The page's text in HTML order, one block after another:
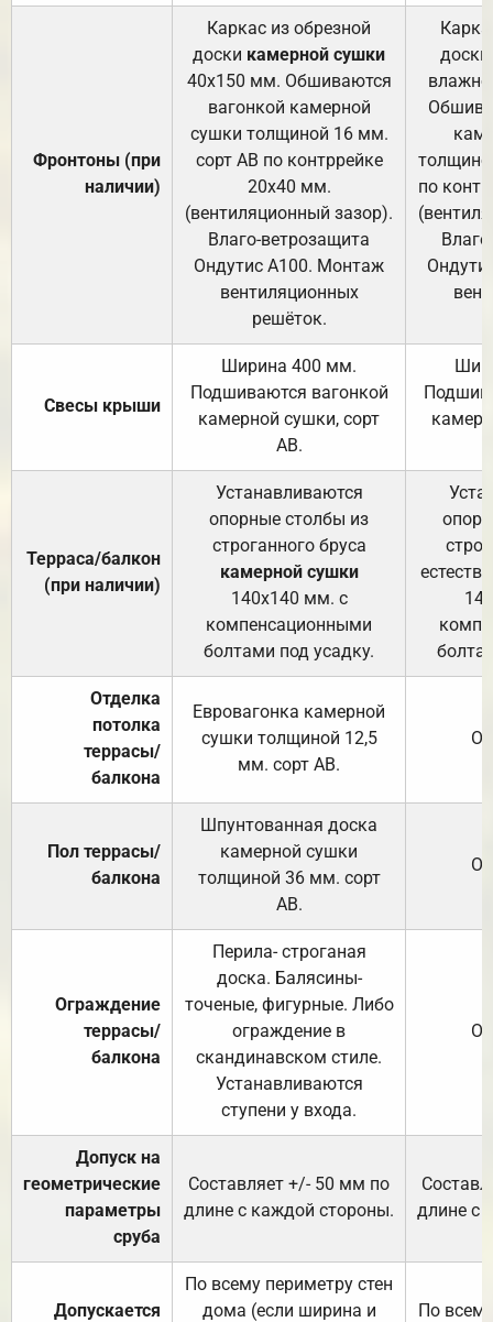
Фронтоны (при
наличии)
Каркас из обрезной
доски камерной сушки
40х150 мм. Обшиваются
вагонкой камерной
сушки толщиной 16 мм.
сорт АВ по контррейке
20х40 мм.
(вентиляционный зазор).
Влаго-ветрозащита
Ондутис А100. Монтаж
вентиляционных
решёток.
доски
по
Свесы крыши
Ширина 400 мм.
Подшиваются вагонкой
камерной сушки, сорт
АВ.
Терраса/балкон
(при наличии)
Устанавливаются
опорные столбы из
строганного бруса
камерной сушки
140х140 мм. с
компенсационными
болтами под усадку.
Отделка
потолка
террасы/
балкона
Евровагонка камерной
сушки толщиной 12,5
мм. сорт АВ.
Пол террасы/
балкона
Шпунтованная доска
камерной сушки
толщиной 36 мм. сорт
АВ.
Ограждение
террасы/
балкона
Перила- строганая
доска. Балясины-
точеные, фигурные. Либо
ограждение в
скандинавском стиле.
Устанавливаются
ступени у входа.
Допуск на
геометрические
параметры
сруба
Составляет +/- 50 мм по
длине с каждой стороны.
длине с
Допускается
По всему периметру стен
дома (если ширина и
По